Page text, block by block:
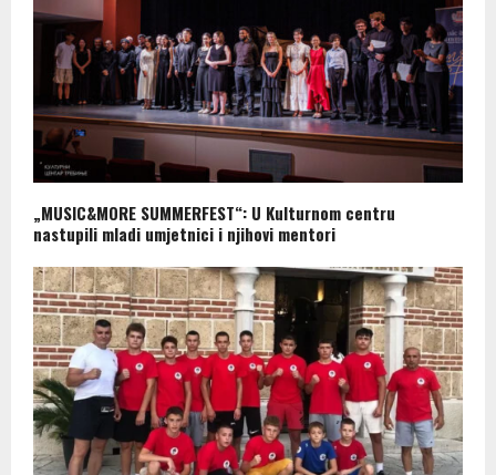
„MUSIC&MORE SUMMERFEST“: U Kulturnom centru
nastupili mladi umjetnici i njihovi mentori